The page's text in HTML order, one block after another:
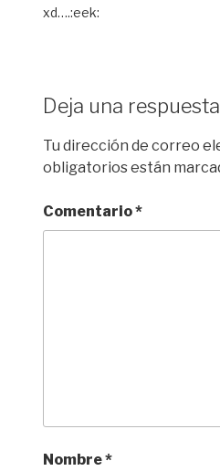
xd….:eek:
Deja una respuesta
Tu dirección de correo
obligatorios están
Comentario*
Nombre*